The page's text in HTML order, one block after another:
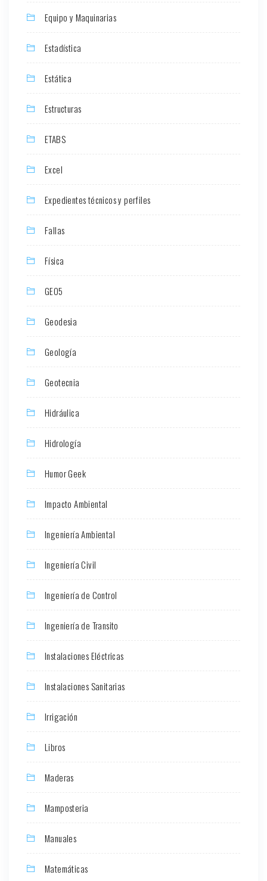
Equipo y Maquinarias
Estadística
Estática
Estructuras
ETABS
Excel
Expedientes técnicos y perfiles
Fallas
Física
GEO5
Geodesia
Geología
Geotecnia
Hidráulica
Hidrología
Humor Geek
Impacto Ambiental
Ingeniería Ambiental
Ingeniería Civil
Ingeniería de Control
Ingeniería de Transito
Instalaciones Eléctricas
Instalaciones Sanitarias
Irrigación
Libros
Maderas
Mamposteria
Manuales
Matemáticas